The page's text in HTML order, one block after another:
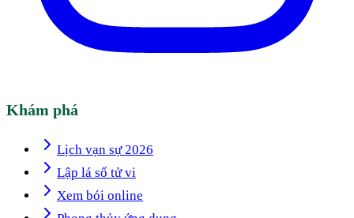
Khám phá
Lịch vạn sự 2026
Lập lá số tử vi
Xem bói online